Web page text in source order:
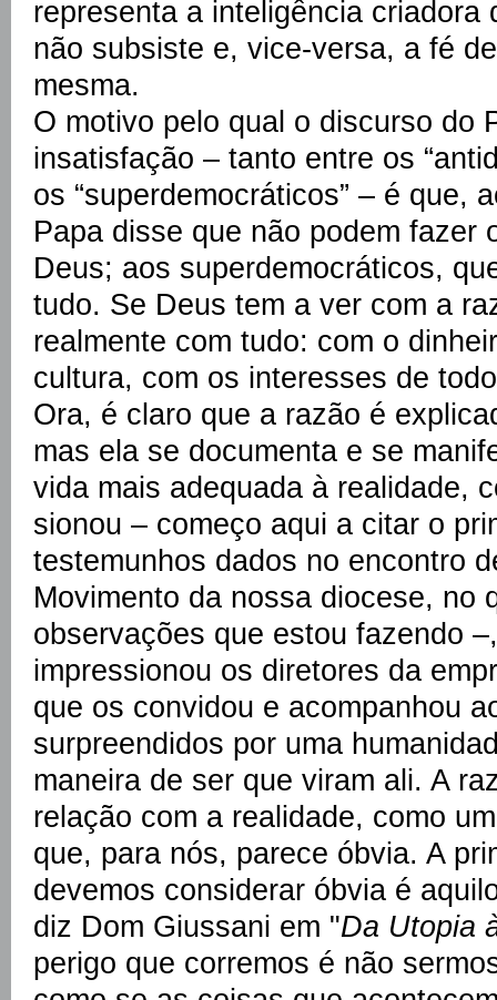
representa a inteligência criadora
não subsiste e, vice-versa, a fé
mesma.
O motivo pelo qual o discurso do
insatisfação – tanto entre os
os “superdemocráticos” – é que,
Papa disse que não podem fazer
Deus; aos superdemocráticos,
tudo. Se Deus tem a ver com a
realmente com tudo: com o
cultura, com os interesses de
Ora, é claro que a razão é
mas ela se documenta e se
vida mais adequada à realidade,
sionou – começo aqui a citar o
testemunhos dados no encontro
Movimento da nossa diocese, no
observações que estou fazendo
impressionou os diretores da
que os convidou e acompanhou
surpreendidos por uma
maneira de ser que viram ali. A
relação com a realidade, como
que, para nós, parece óbvia. A
devemos considerar óbvia é
diz Dom Giussani em "Da Utopia
perigo que corremos é não